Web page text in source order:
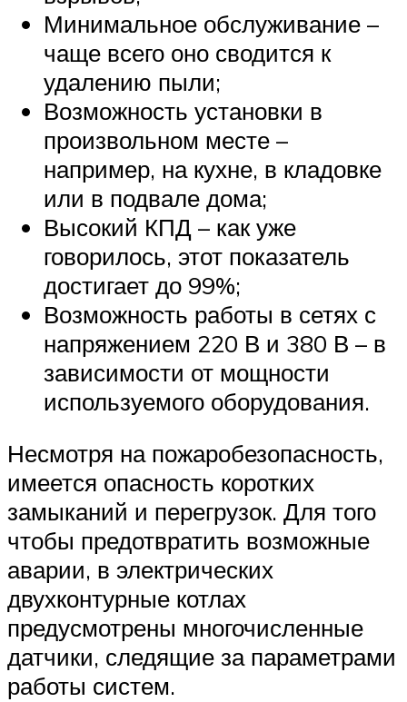
Минимальное обслуживание –
чаще всего оно сводится к
удалению пыли;
Возможность установки в
произвольном месте –
например, на кухне, в кладовке
или в подвале дома;
Высокий КПД – как уже
говорилось, этот показатель
достигает до 99%;
Возможность работы в сетях с
напряжением 220 В и 380 В – в
зависимости от мощности
используемого оборудования.
Несмотря на пожаробезопасность,
имеется опасность коротких
замыканий и перегрузок. Для того
чтобы предотвратить возможные
аварии, в электрических
двухконтурные котлах
предусмотрены многочисленные
датчики, следящие за параметрами
работы систем.